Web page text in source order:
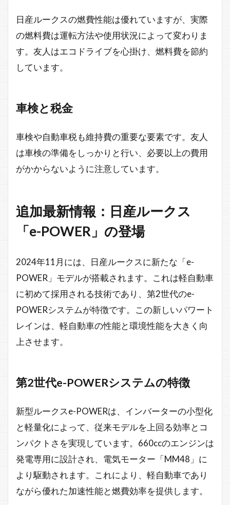
日産ルークスの燃費性能は優れていますが、実際
の燃料費は運転方法や使用状況によって変わりま
す。友人はエコドライブを心掛け、燃料費を節約
しています。
車検と税金
車検や自動車税も維持費の重要な要素です。友人
は車検の準備をしっかりと行い、必要以上の費用
がかからないように注意しています。
追加最新情報：日産ルークス
「e-POWER」の登場
2024年11月には、日産ルークスに新たな「e-
POWER」モデルが搭載されます。これは軽自動車
に初めて採用される技術であり、第2世代のe-
POWERシステムが特徴です。この新しいパワート
レインは、軽自動車の性能と環境性能を大きく向
上させます。
第2世代e-POWERシステムの特徴
新型ルークスe-POWERは、インバーターの小型化
と軽量化によって、従来モデルを上回る効率とコ
ンパクトさを実現しています。660ccのエンジンは
発電専用に設計され、電気モーター「MM48」に
より駆動されます。これにより、軽自動車であり
ながら優れた加速性能と燃費効率を提供します。